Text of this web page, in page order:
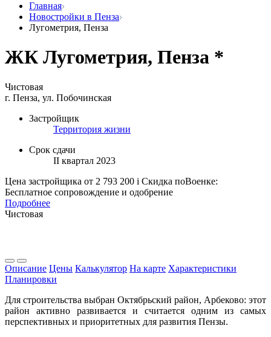
Главная
Новостройки в Пенза
Лугометрия, Пенза
ЖК Лугометрия, Пенза *
Чистовая
г. Пенза, ул. Побочинская
Застройщик
Территория жизни
Срок сдачи
II квартал 2023
Цена застройщика от 2 793 200 i Скидка поВоенке:
Бесплатное сопровождение и одобрение
Подробнее
Чистовая
Описание Цены Калькулятор На карте Характеристики
Планировки
Для строительства выбран Октябрьский район, Арбеково: этот
район активно развивается и считается одним из самых
перспективных и приоритетных для развития Пензы.